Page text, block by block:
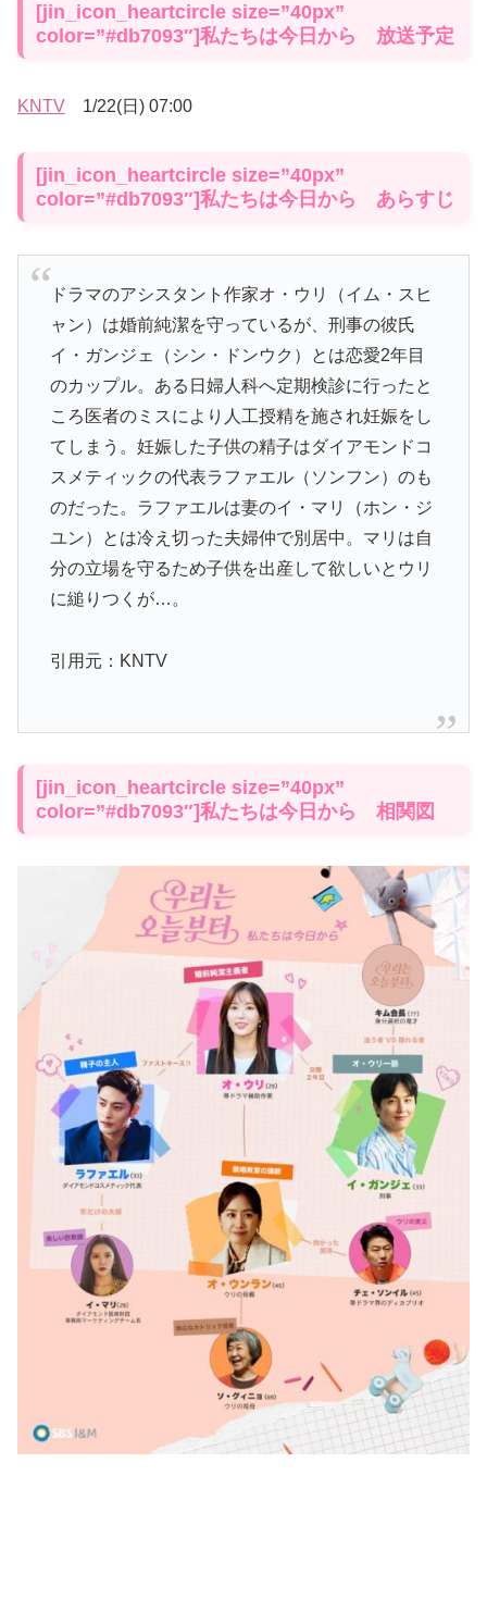
[jin_icon_heartcircle size=”40px”
color=”#db7093″]私たちは今日から 放送予定
KNTV 1/22(日) 07:00
[jin_icon_heartcircle size=”40px”
color=”#db7093″]私たちは今日から あらすじ
ドラマのアシスタント作家オ・ウリ（イム・スヒ
ャン）は婚前純潔を守っているが、刑事の彼氏
イ・ガンジェ（シン・ドンウク）とは恋愛2年目
のカップル。ある日婦人科へ定期検診に行ったと
ころ医者のミスにより人工授精を施され妊娠をし
てしまう。妊娠した子供の精子はダイアモンドコ
スメティックの代表ラファエル（ソンフン）のも
のだった。ラファエルは妻のイ・マリ（ホン・ジ
ユン）とは冷え切った夫婦仲で別居中。マリは自
分の立場を守るため子供を出産して欲しいとウリ
に縋りつくが…。
引用元：KNTV
[jin_icon_heartcircle size=”40px”
color=”#db7093″]私たちは今日から 相関図